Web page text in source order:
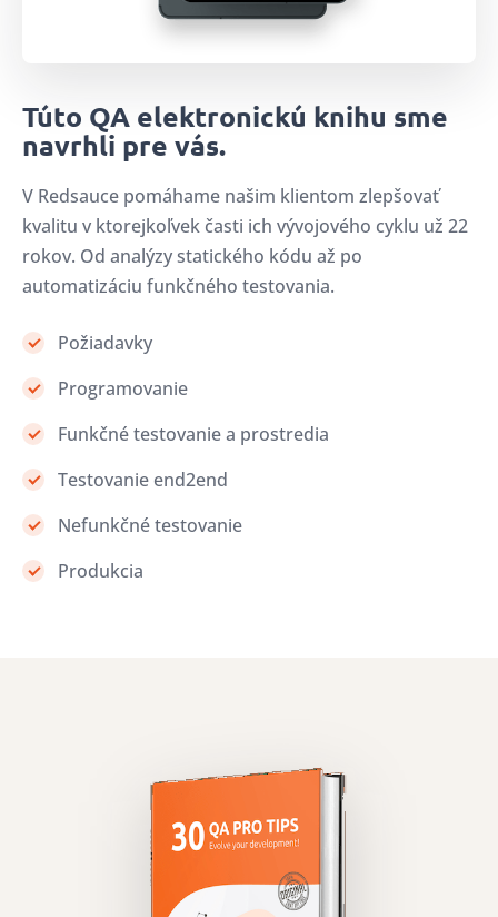
Túto QA elektronickú knihu sme
navrhli pre vás.
V Redsauce pomáhame našim klientom zlepšovať
kvalitu v ktorejkoľvek časti ich vývojového cyklu už 22
rokov. Od analýzy statického kódu až po
automatizáciu funkčného testovania.
Požiadavky
Programovanie
Funkčné testovanie a prostredia
Testovanie end2end
Nefunkčné testovanie
Produkcia